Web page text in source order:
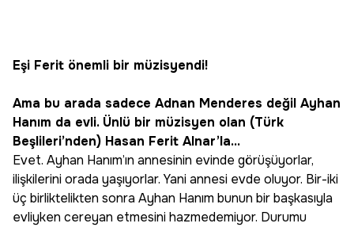
Eşi Ferit önemli bir müzisyendi!
Ama bu arada sadece Adnan Menderes değil Ayhan
Hanım da evli. Ünlü bir müzisyen olan (Türk
Beşlileri’nden) Hasan Ferit Alnar’la...
Evet. Ayhan Hanım’ın annesinin evinde görüşüyorlar,
ilişkilerini orada yaşıyorlar. Yani annesi evde oluyor. Bir-iki
üç birliktelikten sonra Ayhan Hanım bunun bir başkasıyla
evliyken cereyan etmesini hazmedemiyor. Durumu